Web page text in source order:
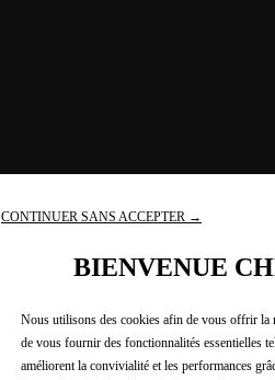
CONTINUER SANS ACCEPTER →
BIENVENUE
Nous utilisons des cookies afin de vous offrir la
de vous fournir des fonctionnalités essentielles
améliorent la convivialité et les performances